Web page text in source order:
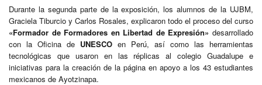
Durante la segunda parte de la exposición, los alumnos de la UJBM,
Graciela Tiburcio y Carlos Rosales, explicaron todo el proceso del curso
«Formador de Formadores en Libertad de Expresión» desarrollado
con la Oficina de UNESCO en Perú, así como las herramientas
tecnológicas que usaron en las réplicas al colegio Guadalupe e
iniciativas para la creación de la página en apoyo a los 43 estudiantes
mexicanos de Ayotzinapa.